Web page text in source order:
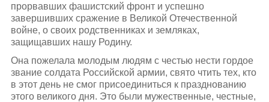
прорвавших фашистский фронт и успешно
завершивших сражение в Великой Отечественной
войне, о своих родственниках и земляках,
защищавших нашу Родину.
Она пожелала молодым людям с честью нести гордое
звание солдата Российской армии, свято чтить тех, кто
в этот день не смог присоединиться к празднованию
этого великого дня. Это были мужественные, честные,